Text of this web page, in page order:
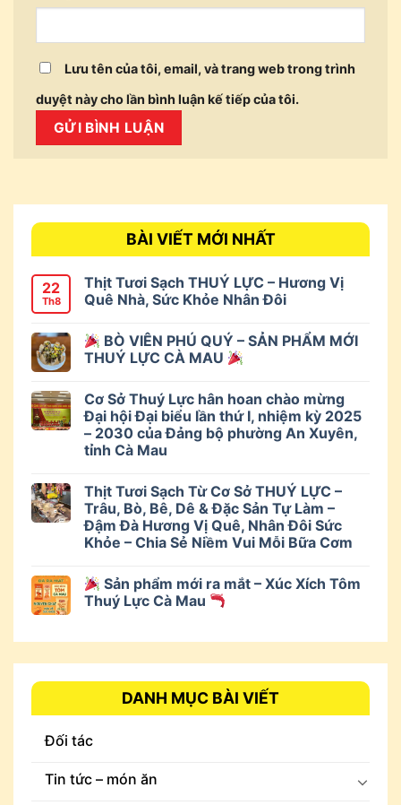
Lưu tên của tôi, email, và trang web trong trình
duyệt này cho lần bình luận kế tiếp của tôi.
BÀI VIẾT MỚI NHẤT
22
Th8
Thịt Tươi Sạch THUÝ LỰC – Hương Vị
Quê Nhà, Sức Khỏe Nhân Đôi
BÒ VIÊN PHÚ QUÝ – SẢN PHẨM MỚI
THUÝ LỰC CÀ MAU
Cơ Sở Thuý Lực hân hoan chào mừng
Đại hội Đại biểu lần thứ I, nhiệm kỳ 2025
– 2030 của Đảng bộ phường An Xuyên,
tỉnh Cà Mau
Thịt Tươi Sạch Từ Cơ Sở THUÝ LỰC –
Trâu, Bò, Bê, Dê & Đặc Sản Tự Làm –
Đậm Đà Hương Vị Quê, Nhân Đôi Sức
Khỏe – Chia Sẻ Niềm Vui Mỗi Bữa Cơm
Sản phẩm mới ra mắt – Xúc Xích Tôm
Thuý Lực Cà Mau
DANH MỤC BÀI VIẾT
Đối tác
Tin tức – món ăn